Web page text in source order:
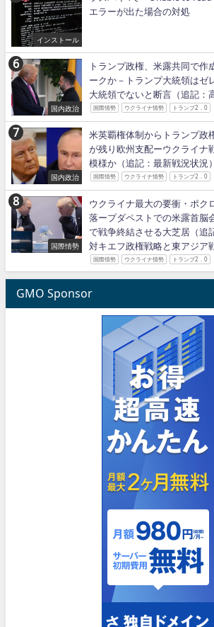
インストール
エラーが出た場合の対処
国内政治
トランプ政権、米露共同で作
ークか－トランプ大統領はゼ
大統領でないと断言（追記：
国際情勢 ウクライナ情勢 トランプ2．0
国内政治
米英覇権体制からトランプ政
が残り欧州支配ーウクライナ
模様か（追記：最新戦況状況）
国際情勢 ウクライナ情勢 トランプ2．0
国際情勢
ウクライナ最大の要衝・ポク
落ープダペストでの米露首脳
で戦争終結させる大芝居（追
対キエフ政権戦略と東アジア
国際情勢 ウクライナ情勢 トランプ2．0
GMO Sponsor